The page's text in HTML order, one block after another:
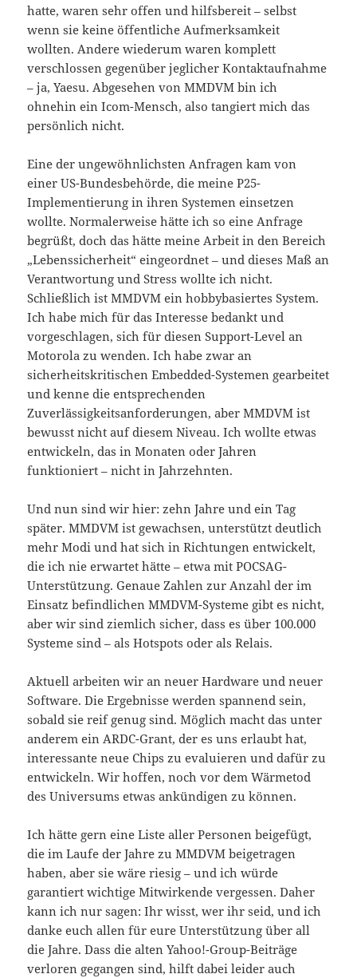
hatte, waren sehr offen und hilfsbereit – selbst
wenn sie keine öffentliche Aufmerksamkeit
wollten. Andere wiederum waren komplett
verschlossen gegenüber jeglicher Kontaktaufnahme
– ja, Yaesu. Abgesehen von MMDVM bin ich
ohnehin ein Icom-Mensch, also tangiert mich das
persönlich nicht.
Eine der ungewöhnlichsten Anfragen kam von
einer US-Bundesbehörde, die meine P25-
Implementierung in ihren Systemen einsetzen
wollte. Normalerweise hätte ich so eine Anfrage
begrüßt, doch das hätte meine Arbeit in den Bereich
„Lebenssicherheit“ eingeordnet – und dieses Maß an
Verantwortung und Stress wollte ich nicht.
Schließlich ist MMDVM ein hobbybasiertes System.
Ich habe mich für das Interesse bedankt und
vorgeschlagen, sich für diesen Support-Level an
Motorola zu wenden. Ich habe zwar an
sicherheitskritischen Embedded-Systemen gearbeitet
und kenne die entsprechenden
Zuverlässigkeitsanforderungen, aber MMDVM ist
bewusst nicht auf diesem Niveau. Ich wollte etwas
entwickeln, das in Monaten oder Jahren
funktioniert – nicht in Jahrzehnten.
Und nun sind wir hier: zehn Jahre und ein Tag
später. MMDVM ist gewachsen, unterstützt deutlich
mehr Modi und hat sich in Richtungen entwickelt,
die ich nie erwartet hätte – etwa mit POCSAG-
Unterstützung. Genaue Zahlen zur Anzahl der im
Einsatz befindlichen MMDVM-Systeme gibt es nicht,
aber wir sind ziemlich sicher, dass es über 100.000
Systeme sind – als Hotspots oder als Relais.
Aktuell arbeiten wir an neuer Hardware und neuer
Software. Die Ergebnisse werden spannend sein,
sobald sie reif genug sind. Möglich macht das unter
anderem ein ARDC-Grant, der es uns erlaubt hat,
interessante neue Chips zu evaluieren und dafür zu
entwickeln. Wir hoffen, noch vor dem Wärmetod
des Universums etwas ankündigen zu können.
Ich hätte gern eine Liste aller Personen beigefügt,
die im Laufe der Jahre zu MMDVM beigetragen
haben, aber sie wäre riesig – und ich würde
garantiert wichtige Mitwirkende vergessen. Daher
kann ich nur sagen: Ihr wisst, wer ihr seid, und ich
danke euch allen für eure Unterstützung über all
die Jahre. Dass die alten Yahoo!-Group-Beiträge
verloren gegangen sind, hilft dabei leider auch